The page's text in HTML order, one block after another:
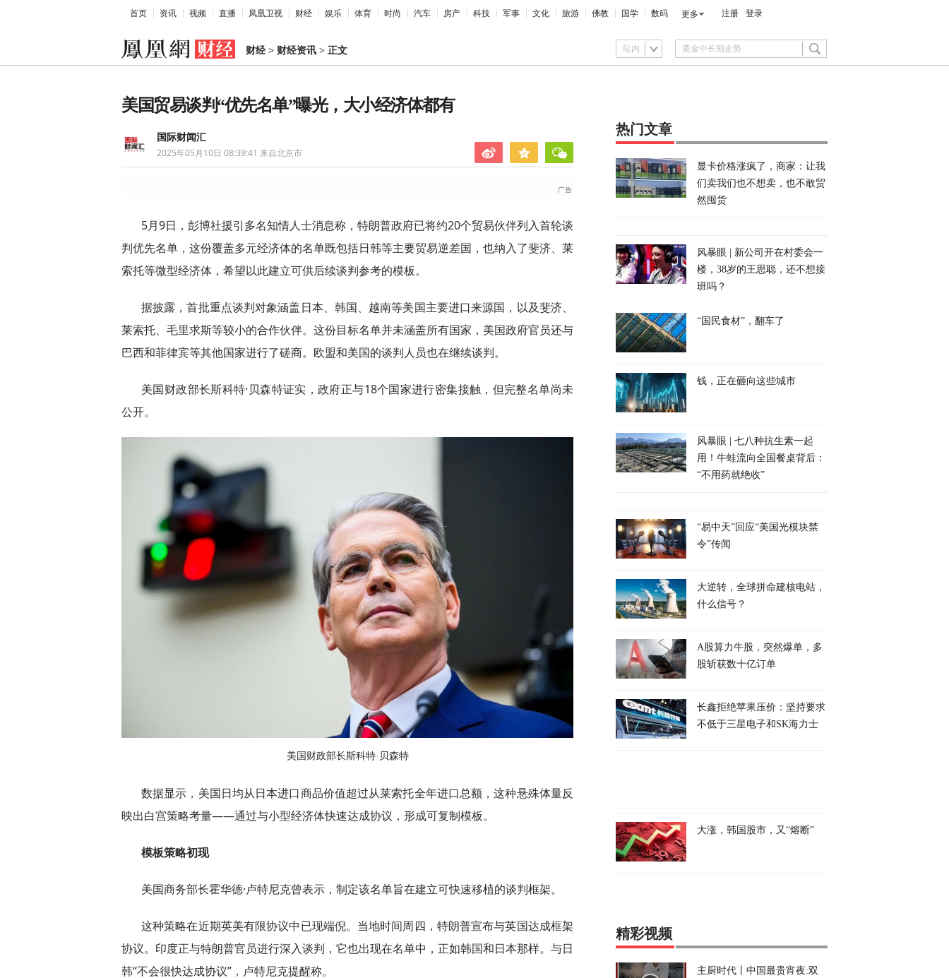
首页 资讯 视频 直播 凤凰卫视 财经 娱乐 体育 时尚 汽车 房产 科技 军事 文化 旅游 佛教 国学 数码 更多 注册 登录
财经> 财经资讯 > 正文 站内
美国贸易谈判“优先名单”曝光，大小经济体都有
国际财闻汇
2025年05月10日 08:39:41 来自北京市
5月9日，彭博社援引多名知情人士消息称，特朗普政府已将约20个贸易伙伴列入首轮谈
判优先名单，这份覆盖多元经济体的名单既包括日韩等主要贸易逆差国，也纳入了斐济、莱
索托等微型经济体，希望以此建立可供后续谈判参考的模板。
据披露，首批重点谈判对象涵盖日本、韩国、越南等美国主要进口来源国，以及斐济、
莱索托、毛里求斯等较小的合作伙伴。这份目标名单并未涵盖所有国家，美国政府官员还与
巴西和菲律宾等其他国家进行了磋商。欧盟和美国的谈判人员也在继续谈判。
美国财政部长斯科特·贝森特证实，政府正与18个国家进行密集接触，但完整名单尚未
公开。
美国财政部长斯科特·贝森特
数据显示，美国日均从日本进口商品价值超过从莱索托全年进口总额，这种悬殊体量反
映出白宫策略考量——通过与小型经济体快速达成协议，形成可复制模板。
模板策略初现
美国商务部长霍华德·卢特尼克曾表示，制定该名单旨在建立可快速移植的谈判框架。
这种策略在近期英美有限协议中已现端倪。当地时间周四，特朗普宣布与英国达成框架
协议。印度正与特朗普官员进行深入谈判，它也出现在名单中，正如韩国和日本那样。与日
韩“不会很快达成协议”，卢特尼克提醒称。
热门文章
显卡价格涨疯了，商家：让我
们卖我们也不想卖，也不敢贸
然囤货
风暴眼 | 新公司开在村委会一
楼，38岁的王思聪，还不想接
班吗？
“国民食材”，翻车了
钱，正在砸向这些城市
风暴眼 | 七八种抗生素一起
用！牛蛙流向全国餐桌背后：
“不用药就绝收”
“易中天”回应“美国光模块禁
令”传闻
大逆转，全球拼命建核电站，
什么信号？
A股算力牛股，突然爆单，多
股斩获数十亿订单
长鑫拒绝苹果压价：坚持要求
不低于三星电子和SK海力士
大涨，韩国股市，又“熔断”
精彩视频
主厨时代丨中国最贵宵夜:双